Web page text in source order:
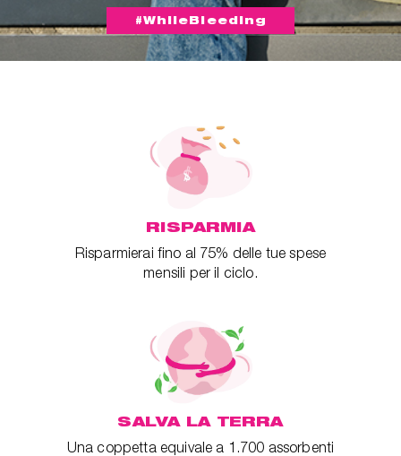
#WhileBleeding
RISPARMIA
Risparmierai fino al 75% delle tue spese
mensili per il ciclo.
SALVA LA TERRA
Una coppetta equivale a 1.700 assorbenti